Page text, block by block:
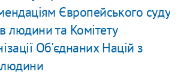
Європейського суду
людини та Комітету
Об'єднаних Націй з